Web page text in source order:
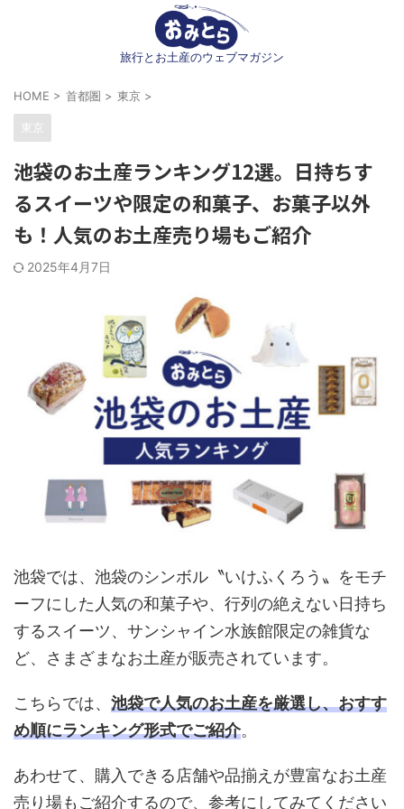
旅行とお土産のウェブマガジン
HOME > 首都圏 > 東京 >
東京
池袋のお土産ランキング12選。日持ちす
るスイーツや限定の和菓子、お菓子以外
も！人気のお土産売り場もご紹介
2025年4月7日
池袋では、池袋のシンボル〝いけふくろう〟をモチ
ーフにした人気の和菓子や、行列の絶えない日持ち
するスイーツ、サンシャイン水族館限定の雑貨な
ど、さまざまなお土産が販売されています。
こちらでは、 池袋で人気のお土産を厳選し、おすす
め順にランキング形式でご紹介。
あわせて、購入できる店舗や品揃えが豊富なお土産
売り場もご紹介するので、参考にしてみてください